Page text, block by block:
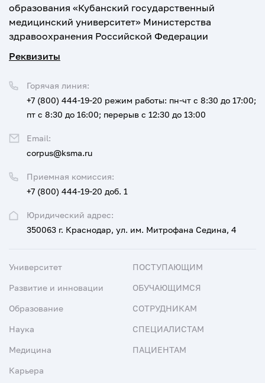
образования «Кубанский государственный
медицинский университет» Министерства
здравоохранения Российской Федерации
Реквизиты
Юридический адрес:
350063 г. Краснодар, ул. им. Митрофана Седина, 4
Приемная комиссия:
+7 (800) 444-19-20 доб. 1
Горячая линия:
+7 (800) 444-19-20 режим работы: пн-чт с 8:30 до 17:00;
пт с 8:30 до 16:00; перерыв с 12:30 до 13:00
Email:
corpus@ksma.ru
Университет
Развитие и инновации
Образование
Наука
Медицина
Карьера
ПОСТУПАЮЩИМ
ОБУЧАЮЩИМСЯ
СОТРУДНИКАМ
СПЕЦИАЛИСТАМ
ПАЦИЕНТАМ